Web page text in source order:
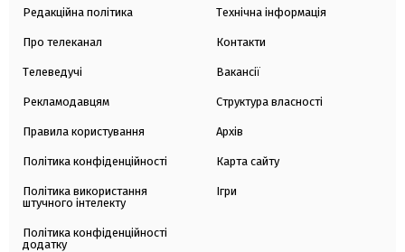
Редакційна політика
Про телеканал
Телеведучі
Рекламодавцям
Правила користування
Політика конфіденційності
Політика використання
штучного інтелекту
Політика конфіденційності
додатку
Технічна інформація
Контакти
Вакансії
Структура власності
Архів
Карта сайту
Ігри